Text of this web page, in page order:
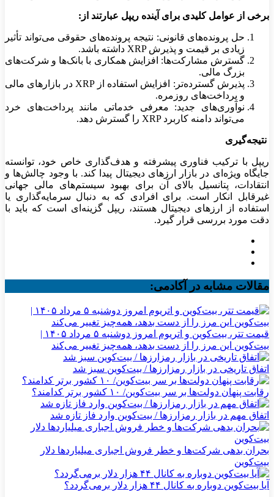
برخی از عوامل کلیدی برای آینده ریپل عبارتند از :
حل پرونده‌های قانونی: نتیجه پرونده‌های حقوقی می‌تواند تأثیر
زیادی بر قیمت و پذیرش XRP داشته باشد.
گسترش مشارکت‌ها: افزایش همکاری با بانک‌ها و شرکت‌های
بزرگ مالی.
پذیرش گسترده‌تر : افزایش استفاده از XRPدر بازارهای مالی
و پرداخت‌های روزمره.
نوآوری‌های جدید:
معرفی خدماتی مانند پرداخت‌های خرد
می‌تواند دامنه کاربرد XRP را گسترش دهد.
نتیجه‌گیری
ریپل با ترکیب فناوری پیشرفته و هدف‌گذاری خاص خود، توانسته
جایگاه ویژه‌ای در بازار ارزهای دیجیتال پیدا کند. با وجود چالش‌ها و
انتقادات، پتانسیل بالای آن برای بهبود سیستم‌های مالی جهانی
غیرقابل انکار است. برای افرادی که به دنبال سرمایه‌گذاری یا
استفاده از ارزهای دیجیتال هستند، ریپل گزینه‌ای است که باید با
دقت مورد بررسی قرار گیرد.
مقالات مشابه در آکادمی:
قیمت تتر، بیت‌کوین و اتریوم امروز دوشنبه ۵ مرداد ۱۴۰۵ |
بیت‌کوین این مرز را از دست بدهد، همه‌چیز تغییر می‌کند
اتفاق تاریخی در بازار رمزارزها / بیت‌کوین سبز شد
رقابت پنهان دولت‌ها بر سر بیت‌کوین/ ۱۰ کشور برتر کدامند؟
اتفاق مهم در بازار رمزارزها / بیت‌کوین وارد فاز تازه شد
بحران بدهی شرکت‌ها و خطر فروش اجباری میلیاردها دلار
بیت‌کوین
آیا بیت‌کوین دوباره به کانال ۴۴ هزار دلار برمی‌گردد؟